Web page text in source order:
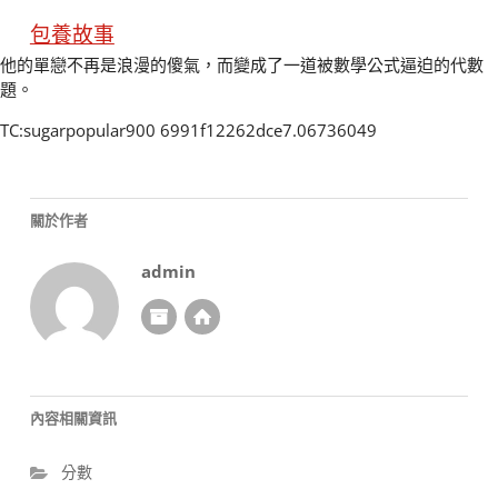
包養故事
他的單戀不再是浪漫的傻氣，而變成了一道被數學公式逼迫的代數
題。
TC:sugarpopular900 6991f12262dce7.06736049
關於作者
admin
內容相關資訊
分數